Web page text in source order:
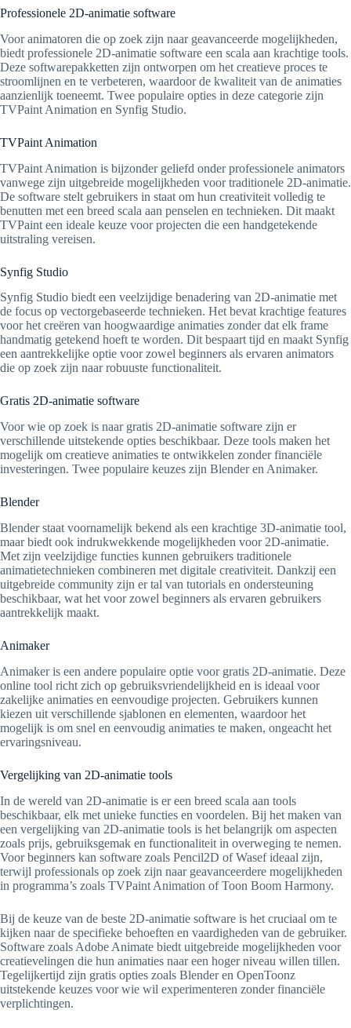
Professionele 2D-animatie software
Voor animatoren die op zoek zijn naar geavanceerde mogelijkheden,
biedt professionele 2D-animatie software een scala aan krachtige tools.
Deze softwarepakketten zijn ontworpen om het creatieve proces te
stroomlijnen en te verbeteren, waardoor de kwaliteit van de animaties
aanzienlijk toeneemt. Twee populaire opties in deze categorie zijn
TVPaint Animation en Synfig Studio.
TVPaint Animation
TVPaint Animation is bijzonder geliefd onder professionele animators
vanwege zijn uitgebreide mogelijkheden voor traditionele 2D-animatie.
De software stelt gebruikers in staat om hun creativiteit volledig te
benutten met een breed scala aan penselen en technieken. Dit maakt
TVPaint een ideale keuze voor projecten die een handgetekende
uitstraling vereisen.
Synfig Studio
Synfig Studio biedt een veelzijdige benadering van 2D-animatie met
de focus op vectorgebaseerde technieken. Het bevat krachtige features
voor het creëren van hoogwaardige animaties zonder dat elk frame
handmatig getekend hoeft te worden. Dit bespaart tijd en maakt Synfig
een aantrekkelijke optie voor zowel beginners als ervaren animators
die op zoek zijn naar robuuste functionaliteit.
Gratis 2D-animatie software
Voor wie op zoek is naar gratis 2D-animatie software zijn er
verschillende uitstekende opties beschikbaar. Deze tools maken het
mogelijk om creatieve animaties te ontwikkelen zonder financiële
investeringen. Twee populaire keuzes zijn Blender en Animaker.
Blender
Blender staat voornamelijk bekend als een krachtige 3D-animatie tool,
maar biedt ook indrukwekkende mogelijkheden voor 2D-animatie.
Met zijn veelzijdige functies kunnen gebruikers traditionele
animatietechnieken combineren met digitale creativiteit. Dankzij een
uitgebreide community zijn er tal van tutorials en ondersteuning
beschikbaar, wat het voor zowel beginners als ervaren gebruikers
aantrekkelijk maakt.
Animaker
Animaker is een andere populaire optie voor gratis 2D-animatie. Deze
online tool richt zich op gebruiksvriendelijkheid en is ideaal voor
zakelijke animaties en eenvoudige projecten. Gebruikers kunnen
kiezen uit verschillende sjablonen en elementen, waardoor het
mogelijk is om snel en eenvoudig animaties te maken, ongeacht het
ervaringsniveau.
Vergelijking van 2D-animatie tools
In de wereld van 2D-animatie is er een breed scala aan tools
beschikbaar, elk met unieke functies en voordelen. Bij het maken van
een vergelijking van 2D-animatie tools is het belangrijk om aspecten
zoals prijs, gebruiksgemak en functionaliteit in overweging te nemen.
Voor beginners kan software zoals Pencil2D of Wasef ideaal zijn,
terwijl professionals op zoek zijn naar geavanceerdere mogelijkheden
in programma’s zoals TVPaint Animation of Toon Boom Harmony.
Bij de keuze van de beste 2D-animatie software is het cruciaal om te
kijken naar de specifieke behoeften en vaardigheden van de gebruiker.
Software zoals Adobe Animate biedt uitgebreide mogelijkheden voor
creatievelingen die hun animaties naar een hoger niveau willen tillen.
Tegelijkertijd zijn gratis opties zoals Blender en OpenToonz
uitstekende keuzes voor wie wil experimenteren zonder financiële
verplichtingen.